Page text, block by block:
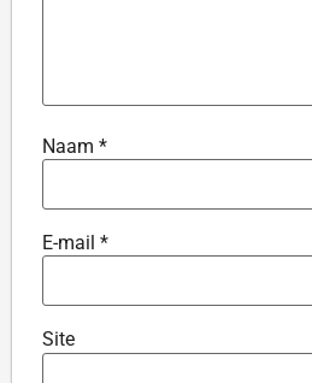
Naam *
E-mail *
Site